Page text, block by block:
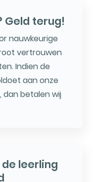
Geld terug!
nauwkeurige
vertrouwen
Indien de
aan onze
dan betalen wij
leerling